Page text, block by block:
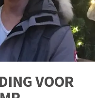
VOOR